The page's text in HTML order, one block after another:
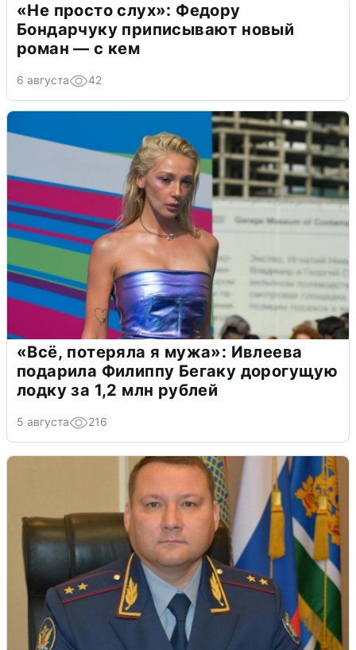
«Не просто слух»: Федору
Бондарчуку приписывают новый
роман — с кем
6 августа 42
«Всё, потеряла я мужа»: Ивлеева
подарила Филиппу Бегаку дорогущую
лодку за 1,2 млн рублей
5 августа 216